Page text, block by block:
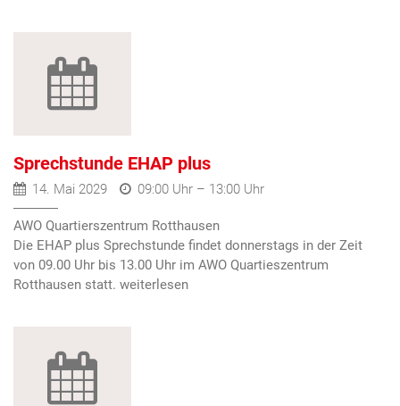
Sprechstunde EHAP plus
14. Mai 2029 09:00 Uhr – 13:00 Uhr
AWO Quartierszentrum Rotthausen
Die EHAP plus Sprechstunde findet donnerstags in der Zeit
von 09.00 Uhr bis 13.00 Uhr im AWO Quartieszentrum
Rotthausen statt.